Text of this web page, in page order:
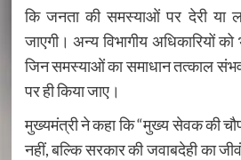
कि जनता की समस्याओं पर देरी या
जाएगी। अन्य विभागीय अधिकारियों को
जिन समस्याओं का समाधान तत्काल
पर ही किया जाए।
मुख्यमंत्री ने कहा कि “मुख्य सेवक की
नहीं, बल्कि सरकार की जवाबदेही का